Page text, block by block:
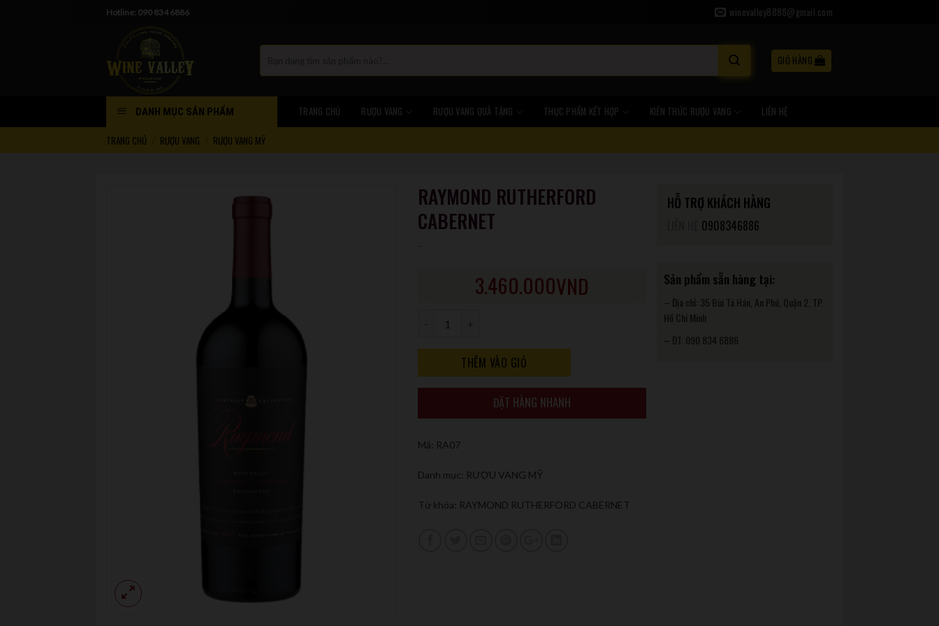
Hotline: 090 834 6886 winevalley8888@gmail.com
GIỎ HÀNG
DANH MỤC SẢN PHẨM TRANG CHỦ RƯỢU VANG RƯỢU VANG QUÀ TẶNG THỰC PHẨM KẾT HỢP KIẾN THỨC RƯỢU VANG LIÊN HỆ
TRANG CHỦ RƯỢU VANG RƯỢU VANG MỸ
RAYMOND RUTHERFORD
CABERNET
3.460.000VND
THÊM VÀO GIỎ
ĐẶT HÀNG NHANH
Mã: RA07
Danh mục: RƯỢU VANG MỸ
Từ khóa: RAYMOND RUTHERFORD CABERNET
HỖ TRỢ KHÁCH HÀNG
0908346886
Sản phẩm sẵn hàng tại:
– Địa chỉ: 35 Bùi Tá Hán, An Phú, Quận 2, TP.
Hồ Chí Minh
– ĐT: 090 834 6886